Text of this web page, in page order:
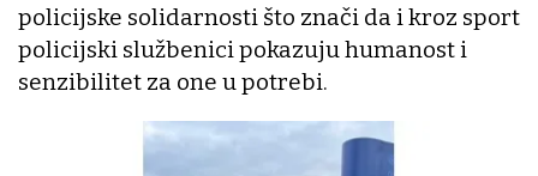
policijske solidarnosti što znači da i kroz sport
policijski službenici pokazuju humanost i
senzibilitet za one u potrebi.